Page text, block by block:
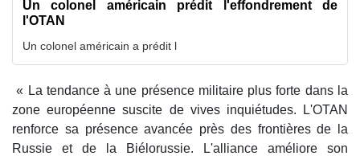
Un colonel américain prédit l'effondrement de
l'OTAN
Un colonel américain a prédit l
« La tendance à une présence militaire plus forte dans la
zone européenne suscite de vives inquiétudes. L'OTAN
renforce sa présence avancée près des frontières de la
Russie et de la Biélorussie. L'alliance améliore son